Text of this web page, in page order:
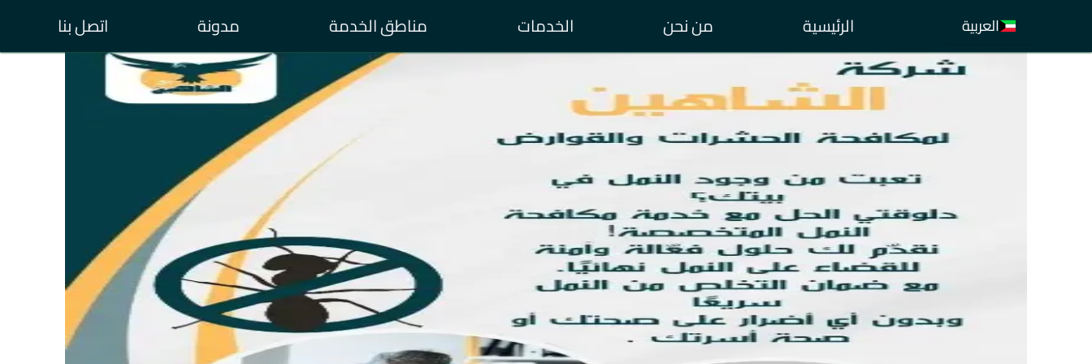
العربية الرئيسية من نحن الخدمات مناطق الخدمة مدونة اتصل بنا